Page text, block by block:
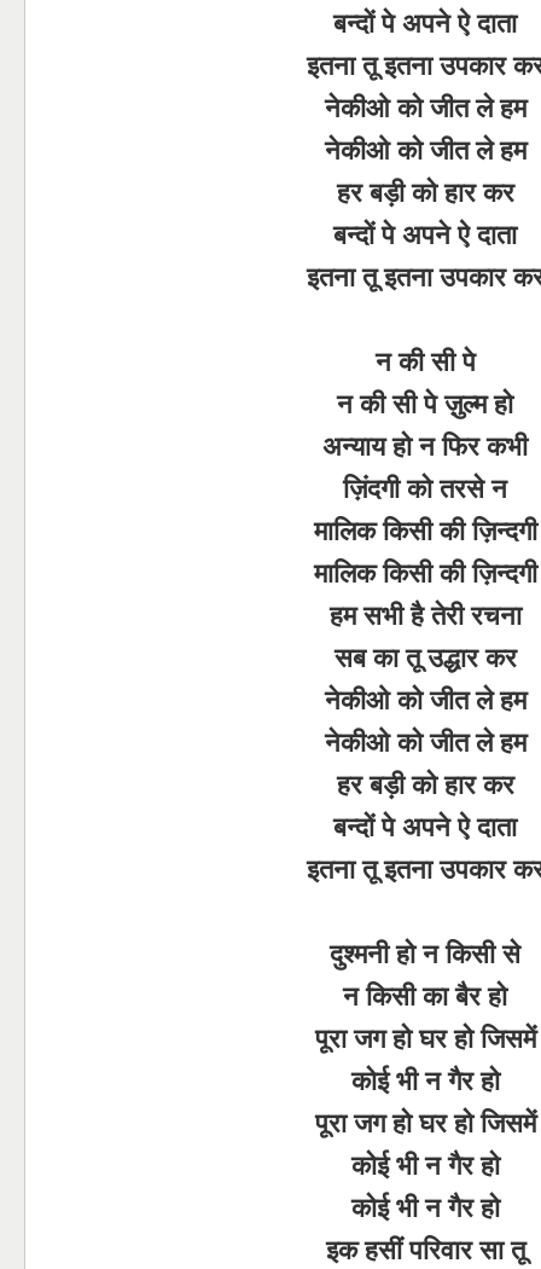
बन्दों पे अपने ऐ दाता
इतना तू इतना उपकार
नेकीओ को जीत ले हम
नेकीओ को जीत ले हम
हर बड़ी को हार कर
बन्दों पे अपने ऐ दाता
इतना तू इतना उपकार
न की सी पे
न की सी पे ज़ुल्म हो
अन्याय हो न फिर कभी
ज़िंदगी को तरसे न
मालिक किसी की ज़िन्दगी
मालिक किसी की ज़िन्दगी
हम सभी है तेरी रचना
सब का तू उद्धार कर
नेकीओ को जीत ले हम
नेकीओ को जीत ले हम
हर बड़ी को हार कर
बन्दों पे अपने ऐ दाता
इतना तू इतना उपकार
दुश्मनी हो न किसी से
न किसी का बैर हो
पूरा जग हो घर हो जिसमें
कोई भी न गैर हो
पूरा जग हो घर हो जिसमें
कोई भी न गैर हो
कोई भी न गैर हो
इक हसीं परिवार सा तू